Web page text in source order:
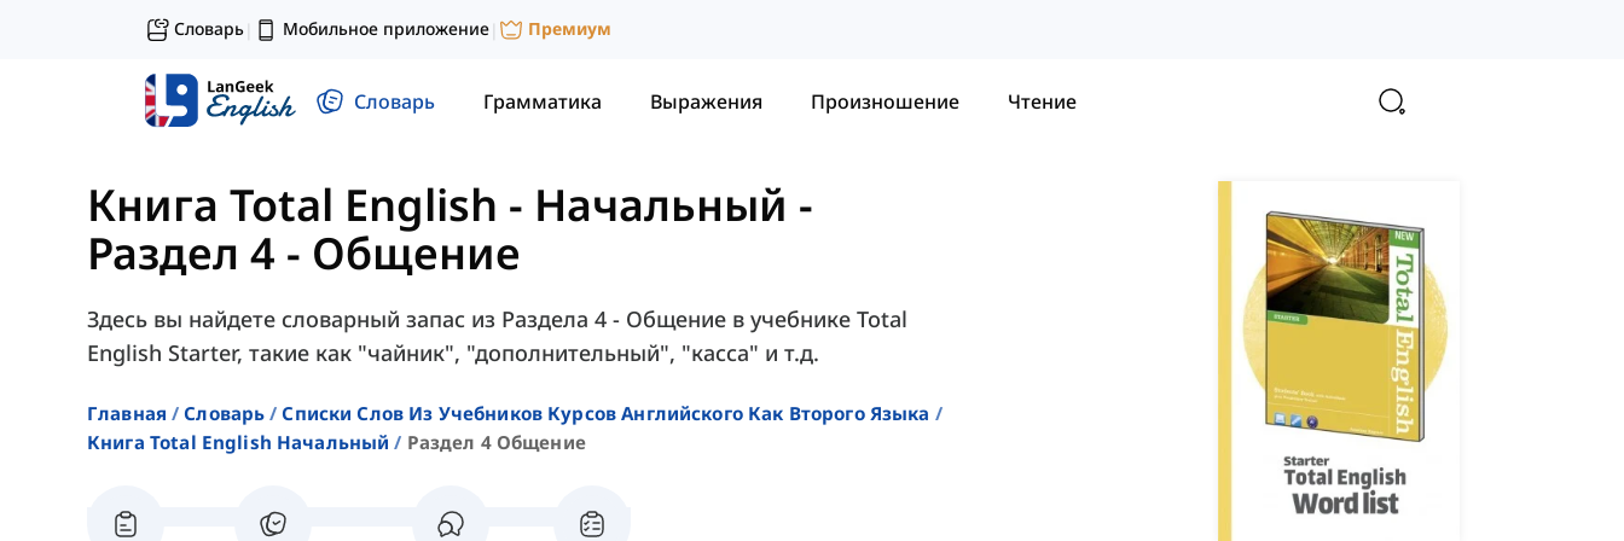
Словарь| Мобильное приложение| Премиум
Словарь Грамматика Выражения Произношение Чтение
Книга Total English - Начальный -
Раздел 4 - Общение
Здесь вы найдете словарный запас из Раздела 4 - Общение в учебнике Total
English Starter, такие как "чайник", "дополнительный", "касса" и т.д.
Главная Словарь
Списки Слов Из Учебников Курсов Английского Как Второго Языка
Книга Total English Начальный
Раздел 4 Общение